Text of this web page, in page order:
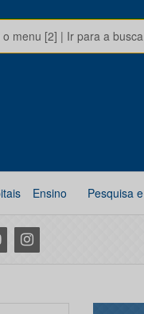
menu [2] | Ir para a
Ensino Pesquisa
Instagram